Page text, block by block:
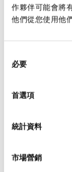
作夥伴可能會將
他們從您使用他
必要
首選項
統計資料
市場營銷
規格
審美規範
環境規範
功能規格
機械規格